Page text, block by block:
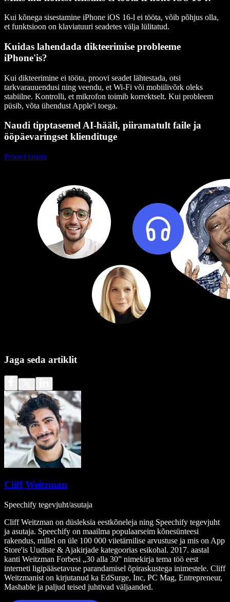
Kui kõnega sisestamine iPhone iOS 16-l ei tööta, võib põhjus olla,
et funktsioon on klaviatuuri seadetes välja lülitatud.
Kuidas lahendada dikteerimise probleeme
iPhone'is?
Kui dikteerimine ei tööta, proovi seadet lähtestada, otsi
tarkvarauuendusi ning veendu, et Wi-Fi või mobiilivõrk oleks
stabiilne. Kontrolli, et mikrofon toimib korrektselt. Kui probleem
püsib, võta ühendust Apple'i toega.
Naudi tipptasemel AI-hääli, piiramatult faile ja
ööpäevaringset kliendituge
Proovi tasuta
Jaga seda artiklit
Cliff Weitzman
Speechify tegevjuht/asutaja
Cliff Weitzman on düsleksia eestkõneleja ning Speechify tegevjuht
ja asutaja. Speechify on maailma populaarseim kõnesünteesi
rakendus, millel on üle 100 000 viietärnilise arvustuse ja mis on App
Store'is Uudiste & Ajakirjade kategoorias esikohal. 2017. aastal
kanti Weitzman Forbesi „30 alla 30” nimekirja tema töö eest
interneti ligipääsetavuse parandamisel õpiraskustega inimestele. Cliff
Weitzmanist on kirjutanud ka EdSurge, Inc, PC Mag, Entrepreneur,
Mashable ja paljud teised juhtivad väljaanded.